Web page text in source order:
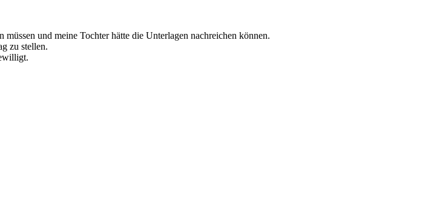
und meine Tochter hätte die Unterlagen nachreichen können.
zu stellen.